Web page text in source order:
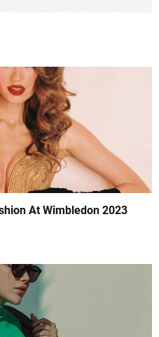
At Wimbledon 2023